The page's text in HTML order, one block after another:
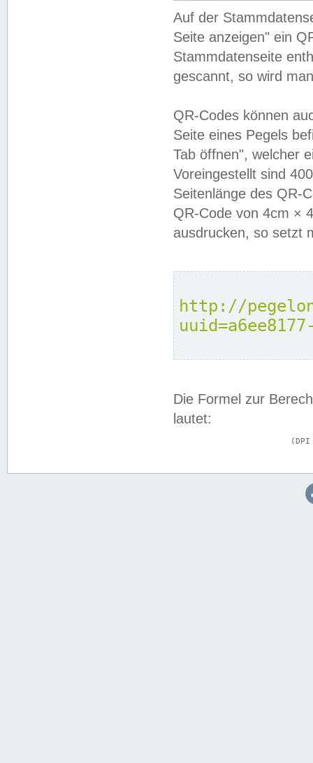
Auf der
Seite anzeigen" ein
Stammdatenseite
gescannt, so wird
QR-Codes können
Seite eines Pegels
Tab öffnen", welcher
Voreingestellt sind
Seitenlänge des QR-
QR-Code von 4cm ×
ausdrucken, so setzt
http://
Die Formel zur
lautet: